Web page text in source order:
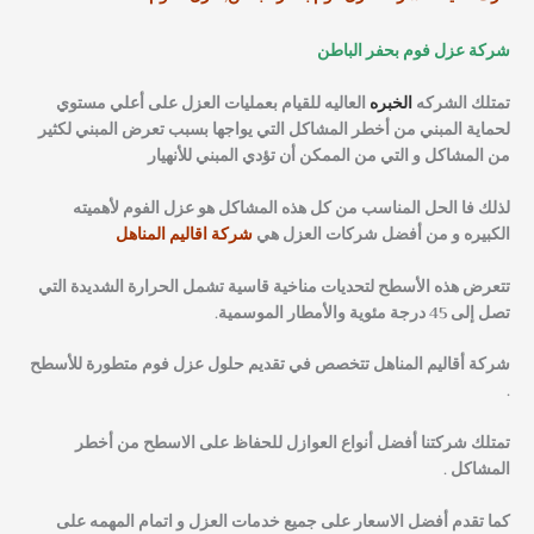
شركة عزل فوم بحفر الباطن
تمتلك الشركهالخبره العاليه للقيام بعمليات العزل على أعلي مستوي
لحماية المبني من أخطر المشاكل التي يواجها بسبب تعرض المبني لكثير
من المشاكل و التي من الممكن أن تؤدي المبني للأنهيار
لذلك فا الحل المناسب من كل هذه المشاكل هو عزل الفوم لأهميته
الكبيره و من أفضل شركات العزل هيشركة اقاليم المناهل
تتعرض هذه الأسطح لتحديات مناخية قاسية تشمل الحرارة الشديدة التي
تصل إلى 45 درجة مئوية والأمطار الموسمية.
شركة أقاليم المناهل تتخصص في تقديم حلول عزل فوم متطورة للأسطح
.
تمتلك شركتنا أفضل أنواع العوازل للحفاظ على الاسطح من أخطر
المشاكل .
كما تقدم أفضل الاسعار على جميع خدمات العزل و اتمام المهمه على